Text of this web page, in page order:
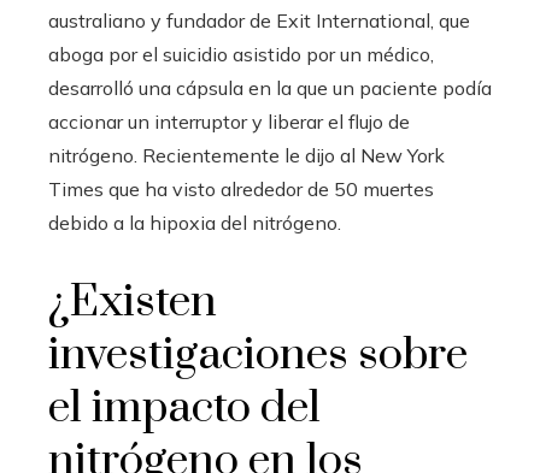
australiano y fundador de Exit International, que
aboga por el suicidio asistido por un médico,
desarrolló una cápsula en la que un paciente podía
accionar un interruptor y liberar el flujo de
nitrógeno. Recientemente le dijo al New York
Times que ha visto alrededor de 50 muertes
debido a la hipoxia del nitrógeno.
¿Existen
investigaciones sobre
el impacto del
nitrógeno en los